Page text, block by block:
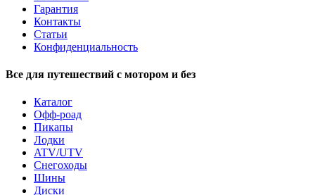
Гарантия
Контакты
Статьи
Конфиденциальность
Все для путешествий с мотором и без
Каталог
Офф-роад
Пикапы
Лодки
ATV/UTV
Снегоходы
Шины
Диски